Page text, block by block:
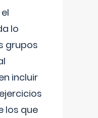
lo
grupos
incluir
los que